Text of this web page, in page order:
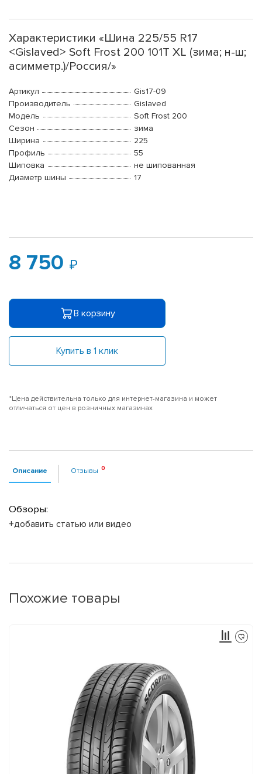
Характеристики «Шина 225/55 R17
<Gislaved> Soft Frost 200 101T XL (зима; н-ш;
асимметр.)/Россия/»
Артикул
Gis17-09
Производитель
Gislaved
Модель
Soft Frost 200
Сезон
зима
Ширина
225
Профиль
55
Шиповка
не шипованная
Диаметр шины
17
8 750
В корзину
Купить в 1 клик
*Цена действительна только для интернет-магазина и может
отличаться от цен в розничных магазинах
Описание Отзывы
Обзоры:
+добавить статью или видео
Похожие товары